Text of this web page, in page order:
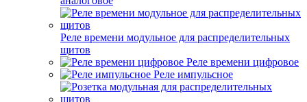
Реле времени модульное для распределительных
щитов
Реле времени цифровое
Реле импульсное